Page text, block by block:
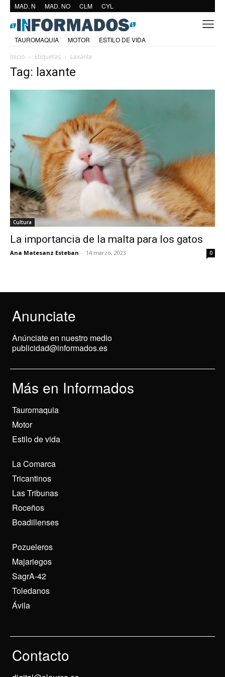
MAD. N MAD. NO CLM CYL
TAUROMAQUIA MOTOR
ESTILO DE VIDA
Inicio
Etiquetas Laxante
Tag: laxante
Cultura
La importancia de la malta para los gatos
Ana Matesanz Esteban - 14 marzo, 2023 0
Anunciate
Anúnciate en nuestro medio
publicidad@informados.es
Más en Informados
Tauromaquia
Motor
Estilo de vida
La Comarca
Tricantinos
Las Tribunas
Roceños
Boadillenses
Pozueleros
Majariegos
SagrA-42
Toledanos
Ávila
Contacto